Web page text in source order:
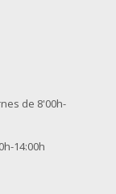
de 8'00h-
14:00h